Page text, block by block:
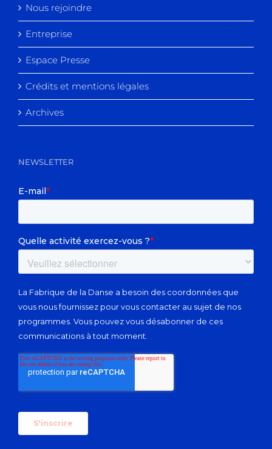
Nous rejoindre
Entreprise
Espace Presse
Crédits et mentions légales
Archives
NEWSLETTER